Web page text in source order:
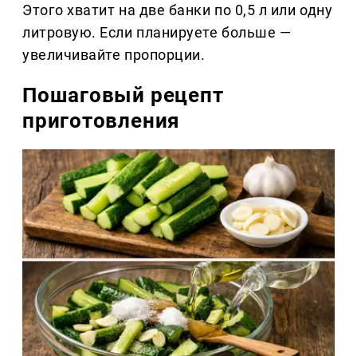
Этого хватит на две банки по 0,5 л или одну
литровую. Если планируете больше —
увеличивайте пропорции.
Пошаговый рецепт
приготовления